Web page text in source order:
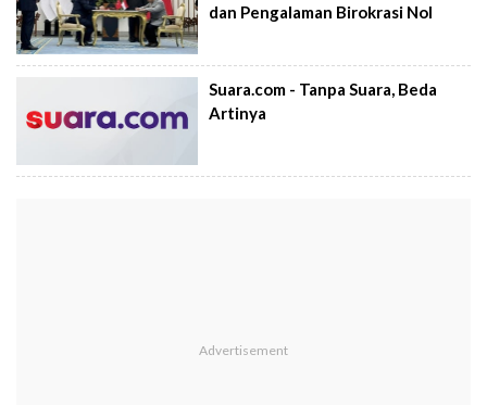
dan Pengalaman Birokrasi Nol
Suara.com - Tanpa Suara, Beda
Artinya